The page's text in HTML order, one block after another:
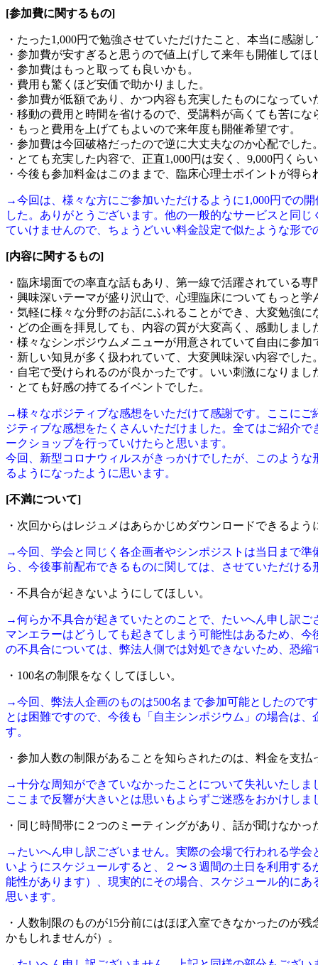
[参加費に関するもの]
・たった1,000円で勉強させていただけたこと、本当に感謝
・参加費が安すぎると思うので値上げして来年も開催してほ
・参加費はもっと取っても良いかも。
・費用も驚くほど安価で助かりました。
・参加費が低額であり、かつ内容も充実したものになってい
・移動の費用と時間を省けるので、受講料が高くても苦にな
・もっと費用を上げてもよいので来年度も開催希望です。
・参加費は今回破格だったので逆に大丈夫なのか心配でした
・とても充実した内容で、正直1,000円は安く、9,000円く
・今後も参加料金はこのままで、臨床心理士ポイントが得
→今回は、様々な方にご参加いただけるように1,000円での
した。ありがとうございます。他の一般的なサービスと同
ていけませんので、ちょうどいい料金設定で似たような形で
[内容に関するもの]
・臨床場面での率直な話もあり、第一線で活躍されている
・興味深いテーマが盛り沢山で、心理臨床についてもっと
・気軽に様々な分野のお話にふれることができ、大変勉強に
・どの企画を拝見しても、内容の質が大変高く、感動しまし
・様々なシンポジウムメニューが用意されていて自由に参
・新しい知見が多く扱われていて、大変興味深い内容でし
・自宅で受けられるのが良かったです。いい刺激になりまし
・とても好感の持てるイベントでした。
→様々なポジティブな感想をいただけて感謝です。ここに
ジティブな感想をたくさんいただけました。全てはご紹介
ークショップを行っていけたらと思います。
今回、新型コロナウィルスがきっかけでしたが、このよう
るようになったように思います。
[不満について]
・次回からはレジュメはあらかじめダウンロードできるよう
→今回、学会と同じく各企画者やシンポジストは当日まで
ら、今後事前配布できるものに関しては、させていただける
・不具合が起きないようにしてほしい。
→何らか不具合が起きていたとのことで、たいへん申し訳
マンエラーはどうしても起きてしまう可能性はあるため、
の不具合については、弊法人側では対処できないため、恐
・100名の制限をなくしてほしい。
→今回、弊法人企画のものは500名まで参加可能としたので
とは困難ですので、今後も「自主シンポジウム」の場合は
す。
・参加人数の制限があることを知らされたのは、料金を支
→十分な周知ができていなかったことについて失礼いたし
ここまで反響が大きいとは思いもよらずご迷惑をおかけし
・同じ時間帯に２つのミーティングがあり、話が聞けなかっ
→たいへん申し訳ございません。実際の会場で行われる学
いようにスケジュールすると、２〜３週間の土日を利用す
能性があります）、現実的にその場合、スケジュール的に
思います。
・人数制限のものが15分前にはほぼ入室できなかったのが
かもしれませんが）。